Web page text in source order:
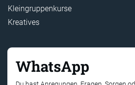
Kleingruppenkurse
Kreatives
WhatsApp